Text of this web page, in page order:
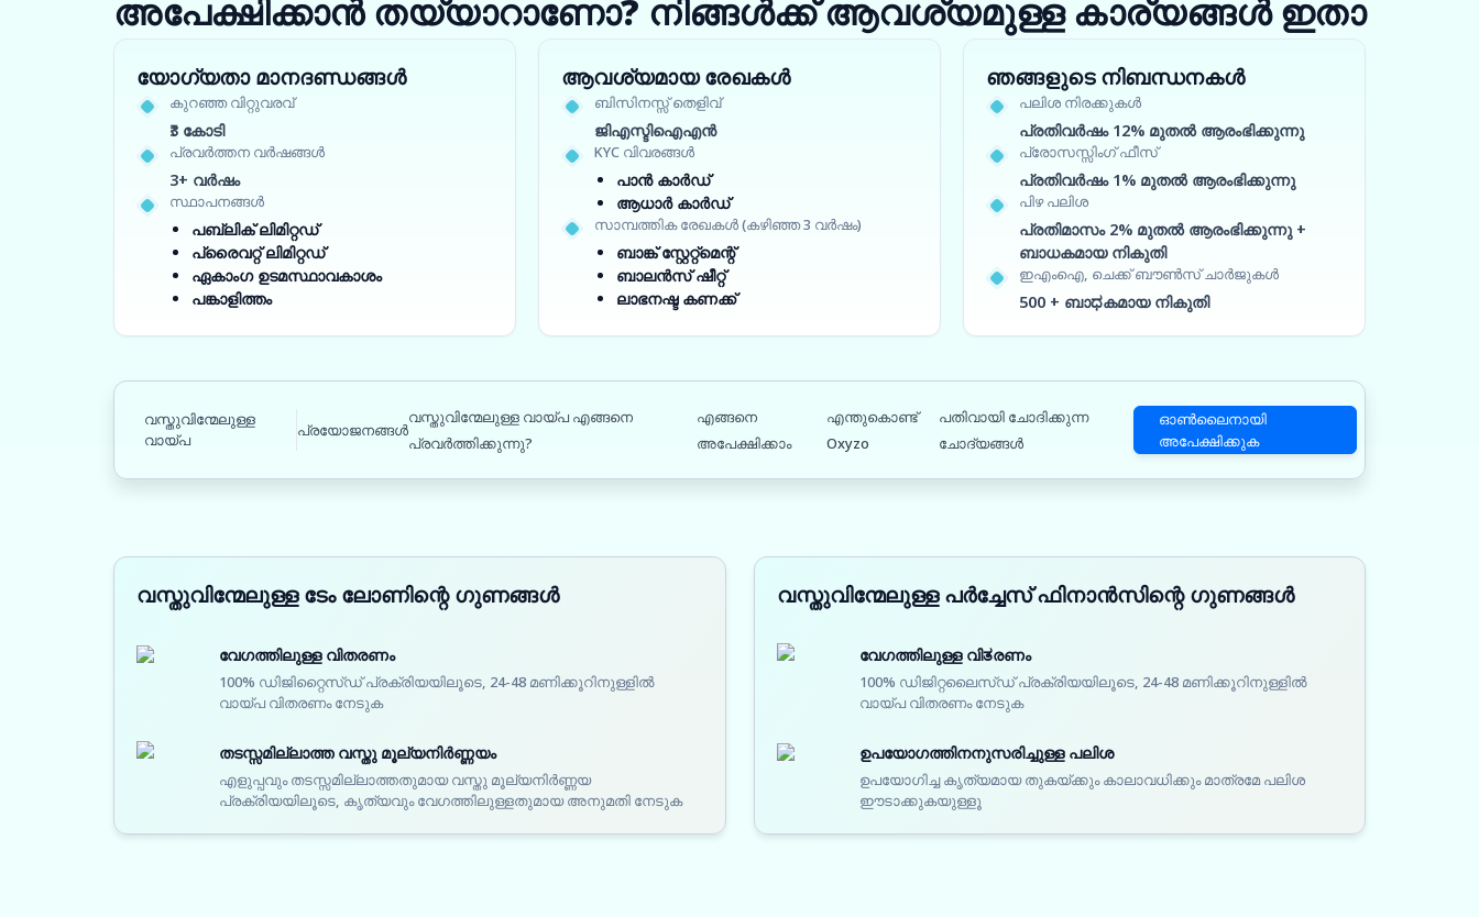
അപേക്ഷിക്കാൻ തയ്യാറാണോ? നിങ്ങൾക്ക് ആവശ്യമുള്ള കാര്യങ്ങൾ ഇതാ
യോഗ്യതാ മാനദണ്ഡങ്ങൾ
കുറഞ്ഞ വിറ്റുവരവ്
₹3 കോടി
പ്രവർത്തന വർഷങ്ങൾ
3+ വർഷം
സ്ഥാപനങ്ങൾ
പബ്ലിക് ലിമിറ്റഡ്
പ്രൈവറ്റ് ലിമിറ്റഡ്
ഏകാംഗ ഉടമസ്ഥാവകാശം
പങ്കാളിത്തം
ആവശ്യമായ രേഖകൾ
ബിസിനസ്സ് തെളിവ്
ജിഎസ്ടിഐഎൻ
KYC വിവരങ്ങൾ
പാൻ കാർഡ്
ആധാർ കാർഡ്
സാമ്പത്തിക രേഖകൾ (കഴിഞ്ഞ 3 വർഷം)
ബാങ്ക് സ്റ്റേറ്റ്‌മെന്റ്
ബാലൻസ് ഷീറ്റ്
ലാഭനഷ്ട കണക്ക്
ഞങ്ങളുടെ നിബന്ധനകൾ
പലിശ നിരക്കുകൾ
പ്രതിവർഷം 12% മുതൽ ആരംഭിക്കുന്നു
പ്രോസസ്സിംഗ് ഫീസ്
പ്രതിവർഷം 1% മുതൽ ആരംഭിക്കുന്നു
പിഴ പലിശ
പ്രതിമാസം 2% മുതൽ ആരംഭിക്കുന്നു +
ബാധകമായ നികുതി
ഇഎംഐ, ചെക്ക് ബൗൺസ് ചാർജുകൾ
500 + ബാಧകമായ നികുതി
വസ്തുവിന്മേലുള്ള
വായ്പ
പ്രയോജനങ്ങൾ
വസ്തുവിന്മേലുള്ള വായ്പ എങ്ങനെ
പ്രവർത്തിക്കുന്നു?
എങ്ങനെ
അപേക്ഷിക്കാം
എന്തുകൊണ്ട്
Oxyzo
പതിവായി ചോദിക്കുന്ന
ചോദ്യങ്ങൾ
ഓൺലൈനായി
അപേക്ഷിക്കുക
വസ്തുവിന്മേലുള്ള ടേം ലോണിന്റെ ഗുണങ്ങൾ
വേഗത്തിലുള്ള വിതരണം
100% ഡിജിറ്റൈസ്ഡ് പ്രക്രിയയിലൂടെ, 24-48 മണിക്കൂറിനുള്ളിൽ
വായ്പ വിതരണം നേടുക
തടസ്സമില്ലാത്ത വസ്തു മൂല്യനിർണ്ണയം
എളുപ്പവും തടസ്സമില്ലാത്തതുമായ വസ്തു മൂല്യനിർണ്ണയ
പ്രക്രിയയിലൂടെ, കൃത്യവും വേഗത്തിലുള്ളതുമായ അനുമതി നേടുക
വസ്തുവിന്മേലുള്ള പർച്ചേസ് ഫിനാൻസിന്റെ ഗുണങ്ങൾ
വേഗത്തിലുള്ള വിತരണം
100% ഡിജിറ്റലൈസ്ഡ് പ്രക്രിയയിലൂടെ, 24-48 മണിക്കൂറിനുള്ളിൽ
വായ്പ വിതരണം നേടുക
ഉപയോഗത്തിനനുസരിച്ചുള്ള പലിശ
ഉപയോഗിച്ച കൃത്യമായ തുകയ്ക്കും കാലാവധിക്കും മാത്രമേ പലിശ
ഈടാക്കുകയുള്ളൂ